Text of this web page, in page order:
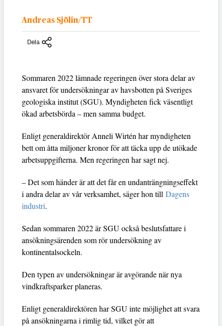
Andreas Sjölin/TT
Dela
Sommaren 2022 lämnade regeringen över stora delar av
ansvaret för undersökningar av havsbotten på Sveriges
geologiska institut (SGU). Myndigheten fick väsentligt
ökad arbetsbörda – men samma budget.
Enligt generaldirektör Anneli Wirtén har myndigheten
bett om åtta miljoner kronor för att täcka upp de utökade
arbetsuppgifterna. Men regeringen har sagt nej.
– Det som händer är att det får en undanträngningseffekt
i andra delar av vår verksamhet, säger hon till Dagens
industri.
Sedan sommaren 2022 är SGU också beslutsfattare i
ansökningsärenden som rör undersökning av
kontinentalsockeln.
Den typen av undersökningar är avgörande när nya
vindkraftsparker planeras.
Enligt generaldirektören har SGU inte möjlighet att svara
på ansökningarna i rimlig tid, vilket gör att